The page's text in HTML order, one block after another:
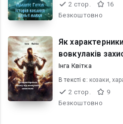
2 стор.
16
Безкоштовно
Як
вовкулаків
Інга Квітка
В текcті є: козаки,
2 стор.
9
Безкоштовно